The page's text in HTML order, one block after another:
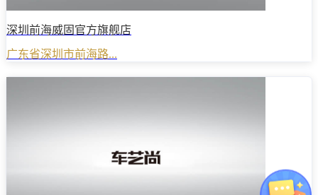
深圳前海威固官方旗舰店
广东省深圳市前海路...